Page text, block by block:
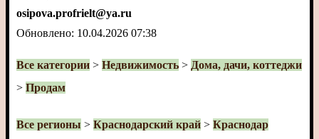
osipova.profrielt@ya.ru
Обновлено: 10.04.2026 07:38
Все категории > Недвижимость > Дома, дачи, коттеджи
> Продам
Все регионы > Краснодарский край > Краснодар